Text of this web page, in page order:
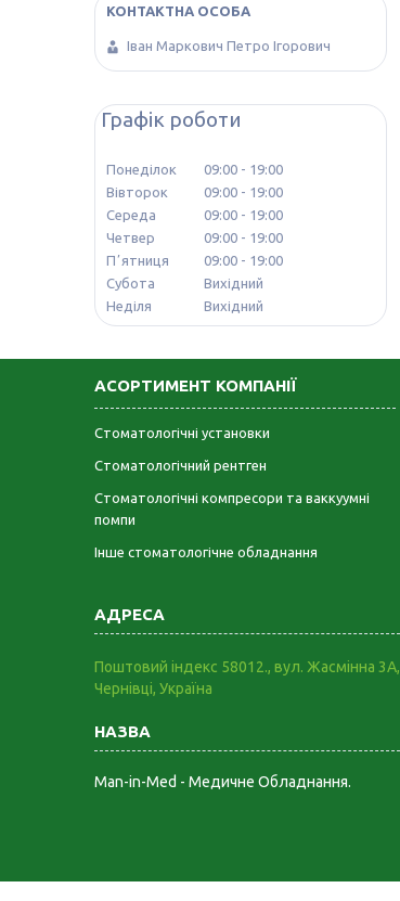
Іван Маркович Петро Ігорович
Графік роботи
Понеділок 09:00
19:00
Вівторок
09:00
19:00
Середа
09:00
19:00
Четвер
09:00
19:00
Пʼятниця
09:00
19:00
Субота
Вихідний
Неділя
Вихідний
АСОРТИМЕНТ КОМПАНІЇ
Стоматологічні установки
Стоматологічний рентген
Стоматологічні компресори та ваккуумні
помпи
Інше стоматологічне обладнання
Поштовий індекс 58012., вул. Жасмінна 3А,
Чернівці, Україна
Man-in-Med - Медичне Обладнання.